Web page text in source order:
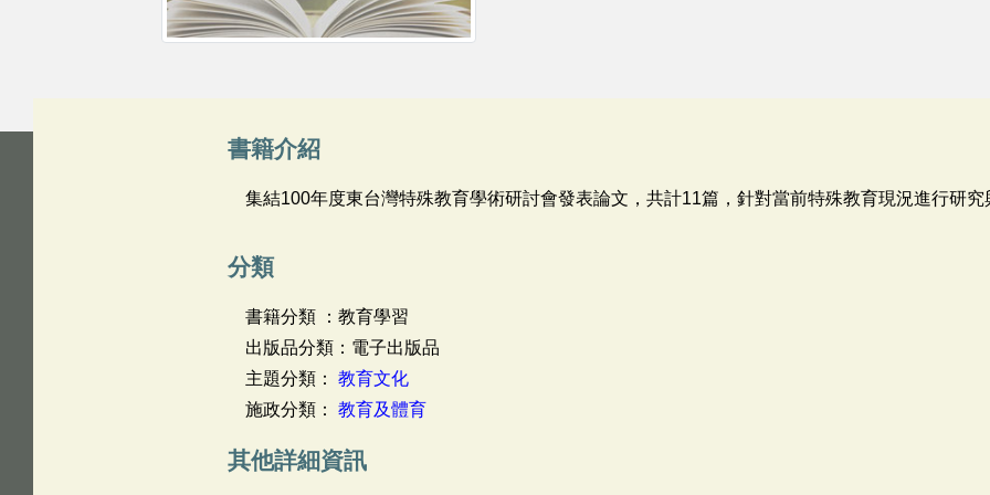
書籍介紹
集結100年度東台灣特殊教育學術研討會發表論文，共計11篇，針對當前特殊教育現況進行研究
分類
書籍分類 ：教育學習
出版品分類：電子出版品
主題分類： 教育文化
施政分類： 教育及體育
其他詳細資訊